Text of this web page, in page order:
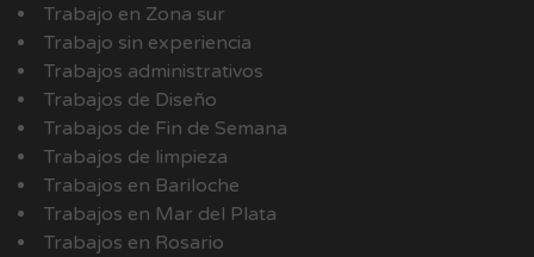
Trabajo en Zona sur
Trabajo sin experiencia
Trabajos administrativos
Trabajos de Diseño
Trabajos de Fin de Semana
Trabajos de limpieza
Trabajos en Bariloche
Trabajos en Mar del Plata
Trabajos en Rosario